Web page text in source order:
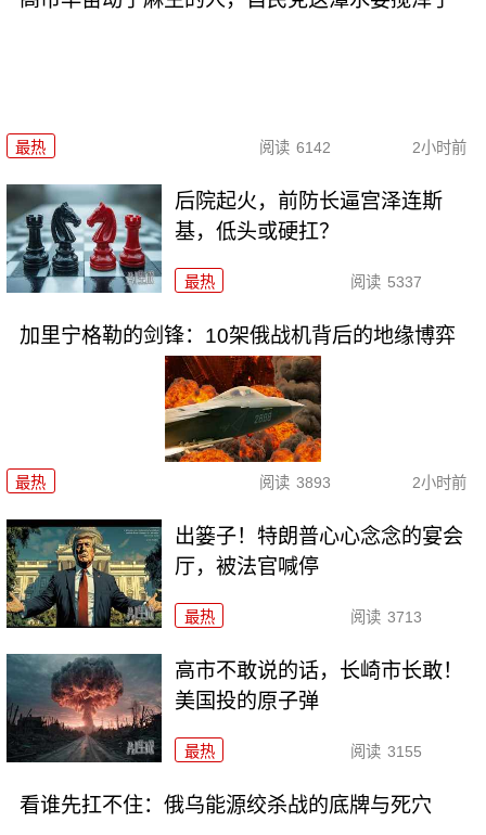
最热 阅读 6142 2小时前
后院起火，前防长逼宫泽连斯
基，低头或硬扛？
最热 阅读 5337
加里宁格勒的剑锋：10架俄战机背后的地缘博弈
最热 阅读 3893 2小时前
出篓子！特朗普心心念念的宴会
厅，被法官喊停
最热 阅读 3713
高市不敢说的话，长崎市长敢！
美国投的原子弹
最热 阅读 3155
看谁先扛不住：俄乌能源绞杀战的底牌与死穴